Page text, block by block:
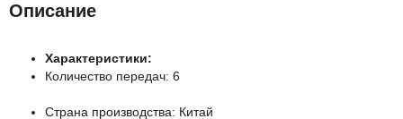
Описание
Характеристики:
Количество передач: 6
Страна производства: Китай